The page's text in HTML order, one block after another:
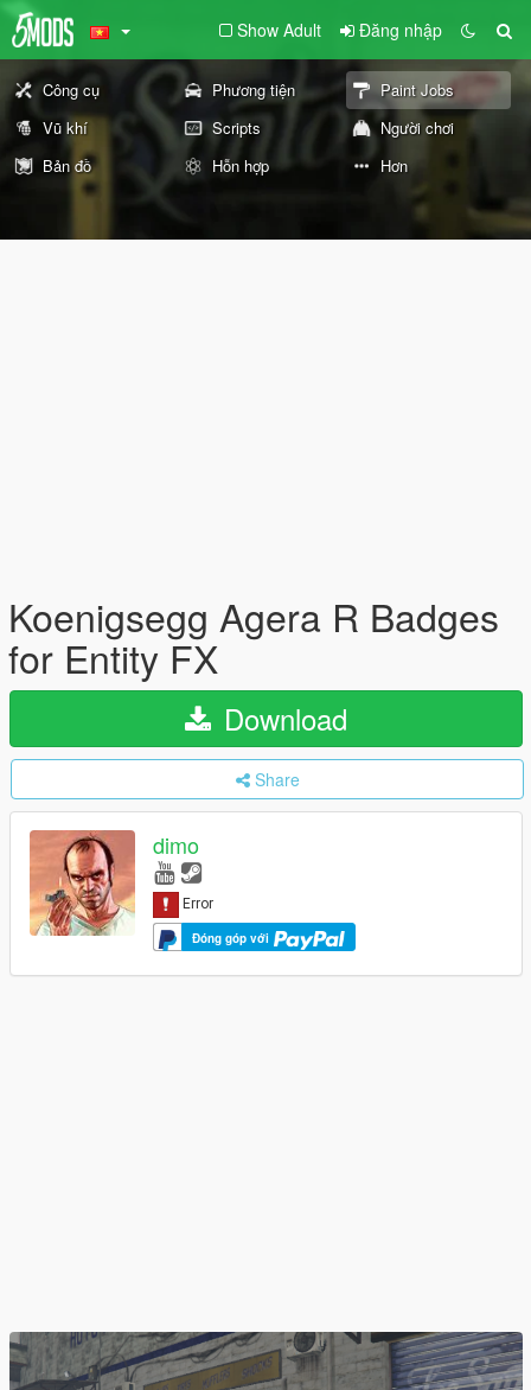
Show Adult Đăng nhập
Công cụ Phương tiện
Paint Jobs
Vũ khí
Scripts
Người chơi
Bản đồ
Hỗn hợp Hơn
Koenigsegg Agera R Badges
for Entity FX
Download
Share
dimo
Đóng góp với